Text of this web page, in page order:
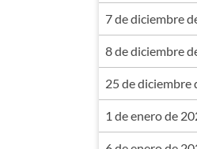
7 de diciembre
8 de diciembre
25 de diciembre
1 de enero de